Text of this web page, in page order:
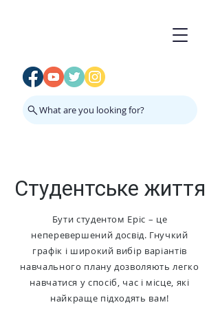
What are you looking for?
Студентське життя
Бути студентом Epic – це
неперевершений досвід. Гнучкий
графік і широкий вибір варіантів
навчального плану дозволяють легко
навчатися у спосіб, час і місце, які
найкраще підходять вам!